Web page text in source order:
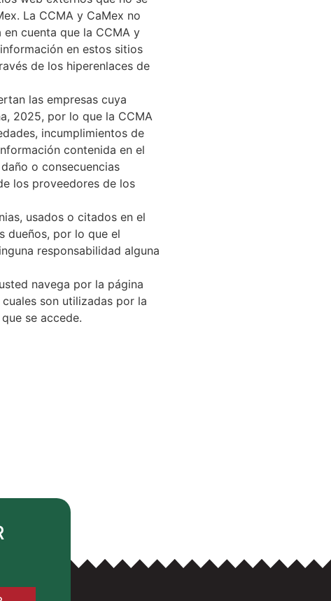
La CCMA y CaMex no
cuenta que la CCMA y
en estos sitios
de los hiperenlaces de
las empresas cuya
2025, por lo que la CCMA
incumplimientos de
contenida en el
o consecuencias
los proveedores de los
usados o citados en el
dueños, por lo que el
responsabilidad alguna
navega por la página
son utilizadas por la
se accede.